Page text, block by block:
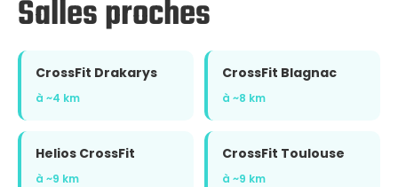
Salles proches
CrossFit Drakarys
à ~4 km
CrossFit Blagnac
à ~8 km
Helios CrossFit
à ~9 km
CrossFit Toulouse
à ~9 km